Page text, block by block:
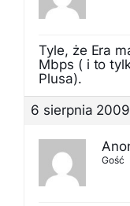
Tyle, że Era
Mbps ( i to
Plusa).
6 sierpnia
Gość